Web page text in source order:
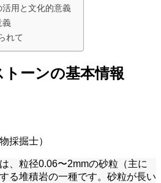
用と文化的意義
義
れて
ーンの基本情報
採掘士）
、粒径0.06〜2mmの砂粒（主に
る堆積岩の一種です。砂粒が長い